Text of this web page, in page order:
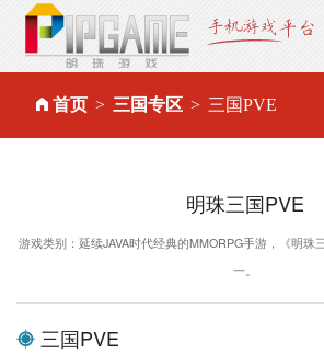
首页 三国专区 三国PVE
明珠三国PVE
游戏类别：延续JAVA时代经典的MMORPG手游，《明珠
一。
三国PVE